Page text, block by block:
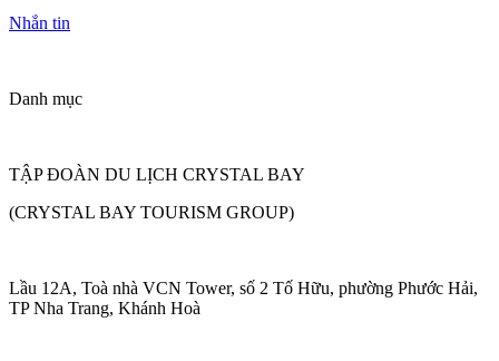
Nhắn tin
Danh mục
TẬP ĐOÀN DU LỊCH CRYSTAL BAY
(CRYSTAL BAY TOURISM GROUP)
Lầu 12A, Toà nhà VCN Tower, số 2 Tố Hữu, phường Phước Hải,
TP Nha Trang, Khánh Hoà